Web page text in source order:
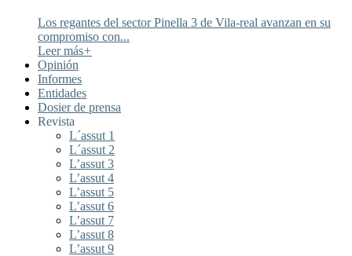
Los regantes del sector Pinella 3 de Vila-real avanzan en su
compromiso con...
Leer más+
Opinión
Informes
Entidades
Dosier de prensa
Revista
L´assut 1
L´assut 2
L’assut 3
L’assut 4
L’assut 5
L’assut 6
L’assut 7
L’assut 8
L’assut 9